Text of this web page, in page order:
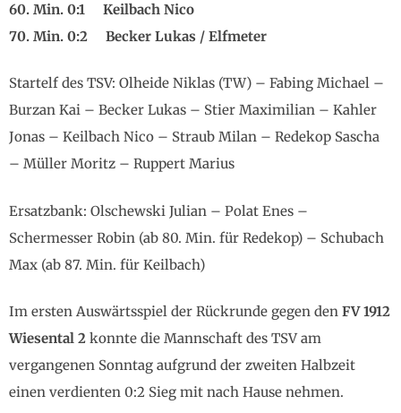
60. Min. 0:1 Keilbach Nico
70. Min. 0:2 Becker Lukas / Elfmeter
Startelf des TSV: Olheide Niklas (TW) – Fabing Michael –
Burzan Kai – Becker Lukas – Stier Maximilian – Kahler
Jonas – Keilbach Nico – Straub Milan – Redekop Sascha
– Müller Moritz – Ruppert Marius
Ersatzbank: Olschewski Julian – Polat Enes –
Schermesser Robin (ab 80. Min. für Redekop) – Schubach
Max (ab 87. Min. für Keilbach)
Im ersten Auswärtsspiel der Rückrunde gegen den FV 1912
Wiesental 2 konnte die Mannschaft des TSV am
vergangenen Sonntag aufgrund der zweiten Halbzeit
einen verdienten 0:2 Sieg mit nach Hause nehmen.